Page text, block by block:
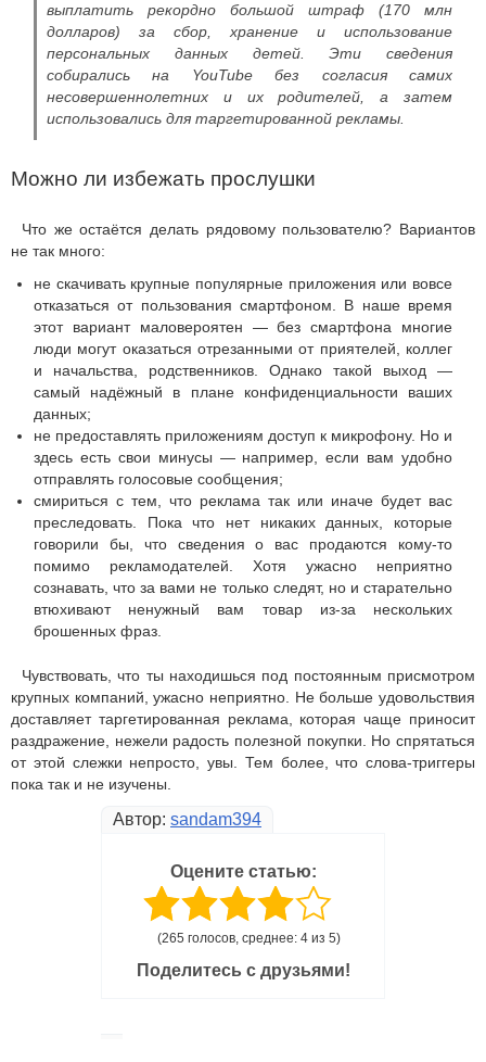
выплатить рекордно большой штраф (170 млн
долларов) за сбор, хранение и использование
персональных данных детей. Эти сведения
собирались на YouTube без согласия самих
несовершеннолетних и их родителей, а затем
использовались для таргетированной рекламы.
Можно ли избежать прослушки
Что же остаётся делать рядовому пользователю? Вариантов
не так много:
не скачивать крупные популярные приложения или вовсе
отказаться от пользования смартфоном. В наше время
этот вариант маловероятен — без смартфона многие
люди могут оказаться отрезанными от приятелей, коллег
и начальства, родственников. Однако такой выход —
самый надёжный в плане конфиденциальности ваших
данных;
не предоставлять приложениям доступ к микрофону. Но и
здесь есть свои минусы — например, если вам удобно
отправлять голосовые сообщения;
смириться с тем, что реклама так или иначе будет вас
преследовать. Пока что нет никаких данных, которые
говорили бы, что сведения о вас продаются кому-то
помимо рекламодателей. Хотя ужасно неприятно
сознавать, что за вами не только следят, но и старательно
втюхивают ненужный вам товар из-за нескольких
брошенных фраз.
Чувствовать, что ты находишься под постоянным присмотром
крупных компаний, ужасно неприятно. Не больше удовольствия
доставляет таргетированная реклама, которая чаще приносит
раздражение, нежели радость полезной покупки. Но спрятаться
от этой слежки непросто, увы. Тем более, что слова-триггеры
пока так и не изучены.
Автор: sandam394
Оцените статью:
(265 голосов, среднее: 4 из 5)
Поделитесь с друзьями!